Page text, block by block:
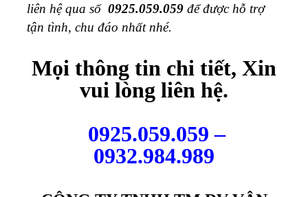
liên hệ qua số 0925.059.059 để được hỗ trợ
tận tình, chu đáo nhất nhé.
Mọi thông tin chi tiết, Xin
vui lòng liên hệ.
0925.059.059 –
0932.984.989